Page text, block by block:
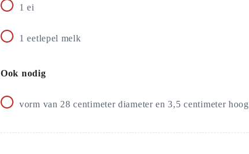
1 ei
1 eetlepel melk
Ook nodig
vorm van 28 centimeter diameter en 3,5 centimeter hoog